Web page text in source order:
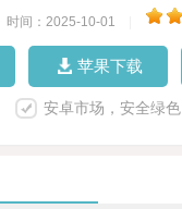
时间：2025-10-01
苹果下载
安卓市场，安全绿色